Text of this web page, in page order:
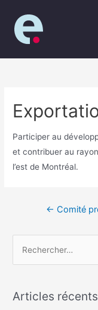
Participer au
et contribuer au
l’est de Montréal.
← Comité
Articles récents